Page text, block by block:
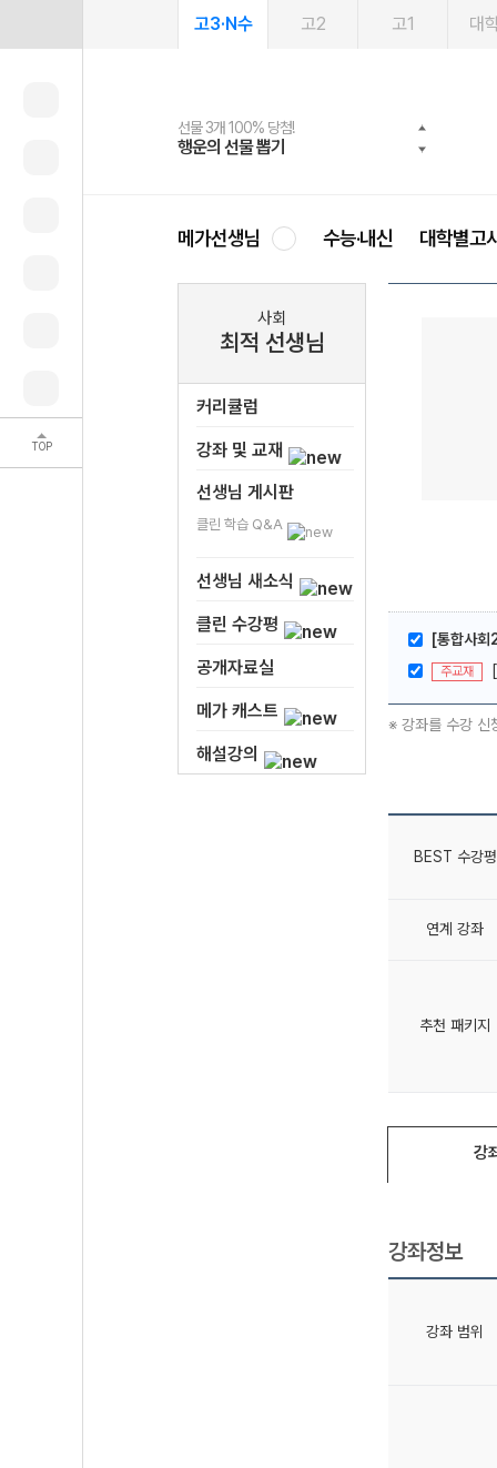
TOP
고3·N수 고2 고1 대
선물 3개 100% 당첨!
행운의 선물 뽑기
선물 100% 증정!
메가스터디 X 올리브
여름방학 스터디 캐시백
메가런 썸머스쿨
2027 러셀 단과
강사 공개선발
스마트러닝앱
설문 EVENT
메가패스
3일 무료 체험권
메가패스 수강생 무료혜택!
메가클럽 멤버십
사회공헌 캠페인
희망이룸 메가나눔
메가선생님 수능·내신 대학별고
사회
최적 선생님
커리큘럼
강좌 및 교재
선생님 게시판
클린 학습 Q&A
선생님 새소식
클린 수강평
공개자료실
메가 캐스트
해설강의
[통합사회
주교재
※ 강좌를 수강 신
BEST 수강평
연계 강좌
추천 패키지
강
강좌정보
강좌 범위